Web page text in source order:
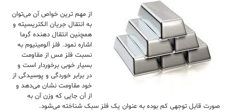
از مهم ترین خواص آن می‌‌توان
به انتقال جریان الکتریسیته و
همچنین انتقال دهنده گرما
اشاره نمود. فلز آلومینیوم به
نسبت فلز مس از مقاومت
بسیار خوبی برخوردار است و
در برابر خوردگی و پوسیدگی از
خود مقاومت نشان می‌دهد و
از آن جایی که وزن آن به
صورت قابل توجهی کم بوده به عنوان یک فلز سبک شناخته می‌شود.